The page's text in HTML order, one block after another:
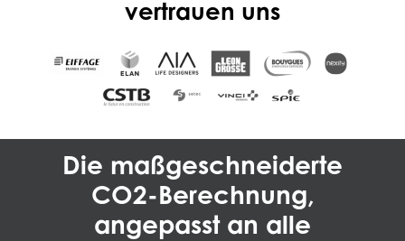
vertrauen uns
Die maßgeschneiderte
CO2-Berechnung,
angepasst an alle